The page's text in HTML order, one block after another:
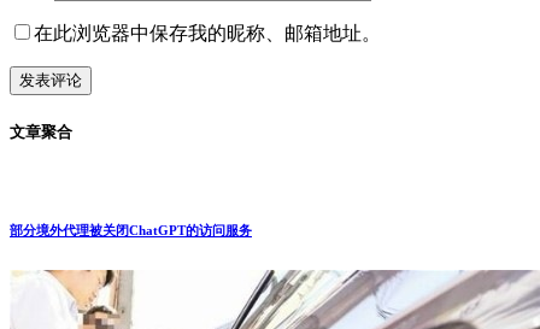
新闻 生活 社会 2022-10-12
2022诺贝尔奖经济学奖得主2021在我国考
核没通过
过，学校没 ...
生活 2022-08-26